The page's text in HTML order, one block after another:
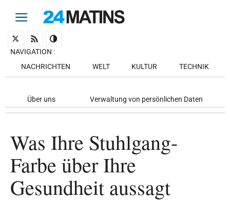
NAVIGATION :
NACHRICHTEN
WELT KULTUR TECHNIK
Über uns Verwaltung von persönlichen Daten
Was Ihre Stuhlgang-
Farbe über Ihre
Gesundheit aussagt